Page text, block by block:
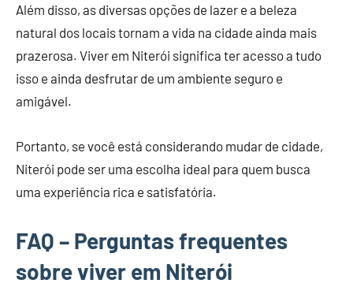
Além disso, as diversas opções de lazer e a beleza
natural dos locais tornam a vida na cidade ainda mais
prazerosa. Viver em Niterói significa ter acesso a tudo
isso e ainda desfrutar de um ambiente seguro e
amigável.
Portanto, se você está considerando mudar de cidade,
Niterói pode ser uma escolha ideal para quem busca
uma experiência rica e satisfatória.
FAQ – Perguntas frequentes
sobre viver em Niterói